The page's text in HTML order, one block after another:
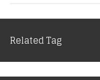
Related Tag